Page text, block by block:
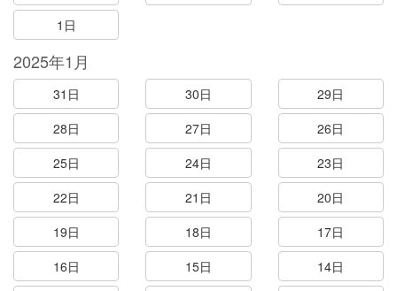
1日
2025年1月
31日 30日
29日
28日
27日
26日
25日
24日
23日
22日
21日
20日
19日
18日
17日
16日
15日
14日